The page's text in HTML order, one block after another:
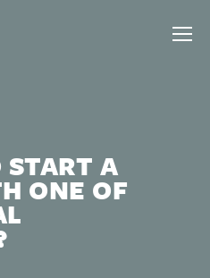
A
ONE OF